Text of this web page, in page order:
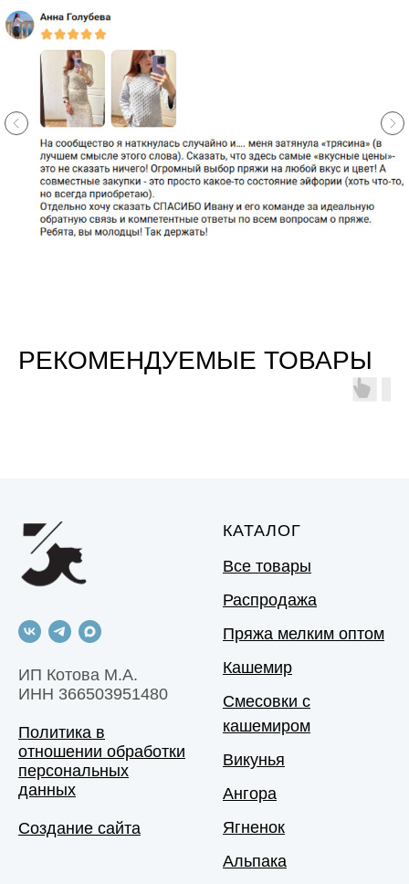
РЕКОМЕНДУЕМЫЕ ТОВАРЫ
ИП Котова М.А.
ИНН 366503951480
Политика в
отношении обработки
персональных
данных
Создание сайта
КАТАЛОГ
Все товары
Распродажа
Пряжа мелким оптом
Кашемир
Смесовки с
кашемиром
Викунья
Ангора
Ягненок
Альпака